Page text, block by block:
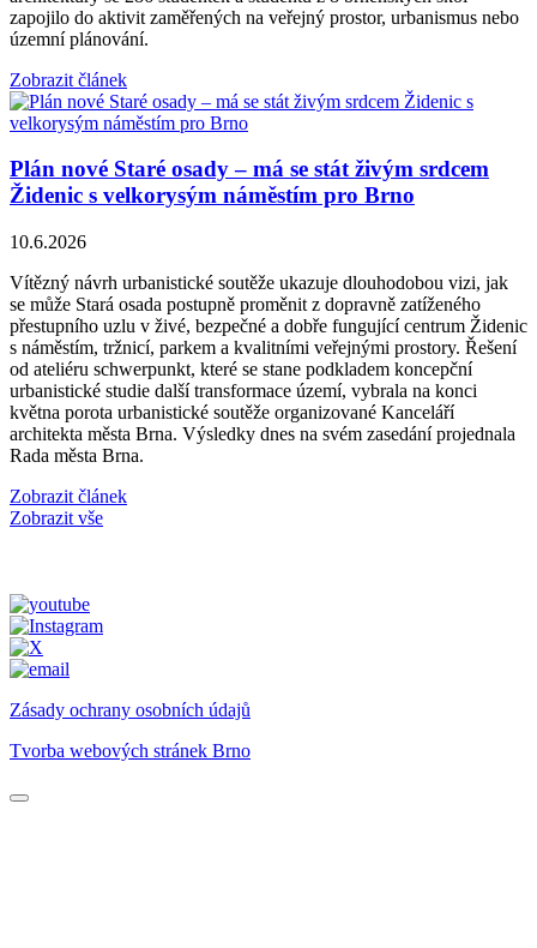
zapojilo do aktivit zaměřených na veřejný prostor, urbanismus nebo
územní plánování.
Zobrazit článek
Plán nové Staré osady – má se stát živým srdcem
Židenic s velkorysým náměstím pro Brno
10.6.2026
Vítězný návrh urbanistické soutěže ukazuje dlouhodobou vizi, jak
se může Stará osada postupně proměnit z dopravně zatíženého
přestupního uzlu v živé, bezpečné a dobře fungující centrum Židenic
s náměstím, tržnicí, parkem a kvalitními veřejnými prostory. Řešení
od ateliéru schwerpunkt, které se stane podkladem koncepční
urbanistické studie další transformace území, vybrala na konci
května porota urbanistické soutěže organizované Kanceláří
architekta města Brna. Výsledky dnes na svém zasedání projednala
Rada města Brna.
Zobrazit článek
Zobrazit vše
Zásady ochrany osobních údajů
Tvorba webových stránek Brno